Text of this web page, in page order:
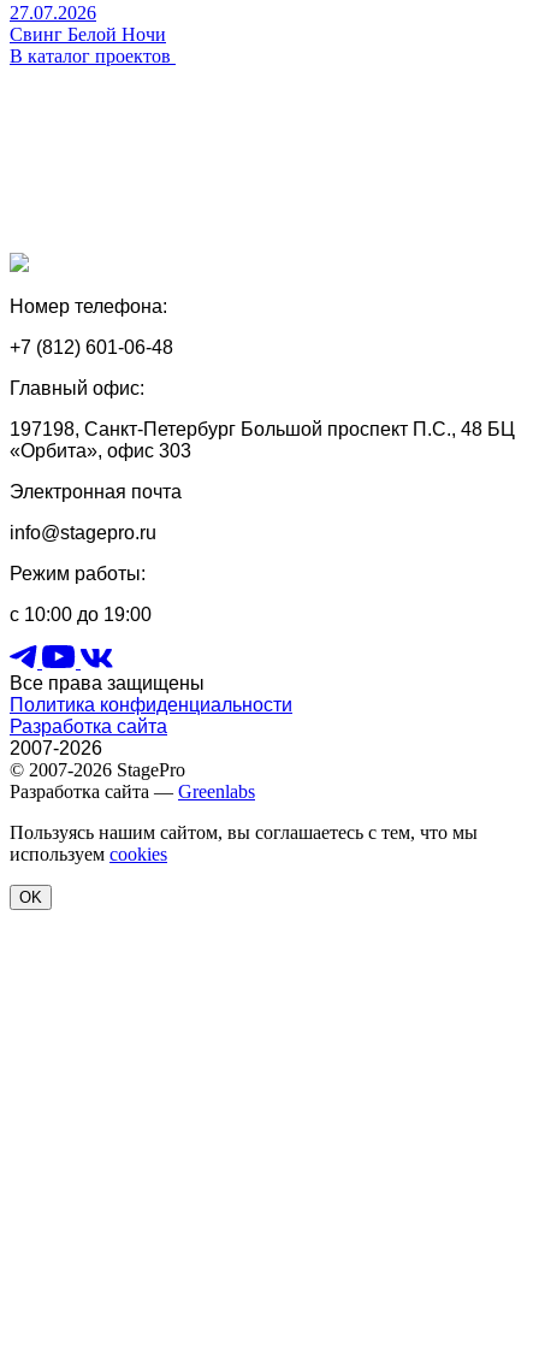
27.07.2026
Свинг Белой Ночи
В каталог проектов
Номер телефона:
+7 (812) 601-06-48
Главный офис:
197198, Санкт-Петербург Большой проспект П.С., 48 БЦ
«Орбита», офис 303
Электронная почта
info@stagepro.ru
Режим работы:
с 10:00 до 19:00
Все права защищены
Политика конфиденциальности
Разработка сайта
2007-2026
© 2007-2026 StagePro
Разработка сайта — Greenlabs
Пользуясь нашим сайтом, вы соглашаетесь с тем, что мы
используем cookies
OK